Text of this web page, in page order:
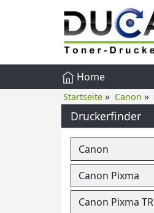
Home
Startseite » Canon »
Druckerfinder